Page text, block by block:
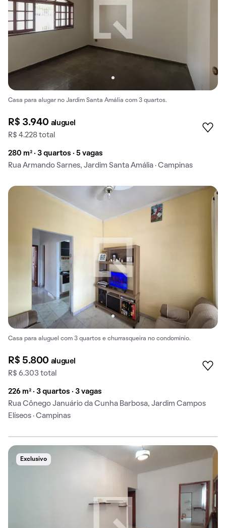
Casa para alugar no Jardim Santa Amália com 3 quartos.
R$ 3.940 aluguel
R$ 4.228 total
280 m² · 3 quartos · 5 vagas
Rua Armando Sarnes, Jardim Santa Amália · Campinas
Casa para aluguel com 3 quartos e churrasqueira no condomínio.
R$ 5.800 aluguel
R$ 6.303 total
226 m² · 3 quartos · 3 vagas
Rua Cônego Januário da Cunha Barbosa, Jardim Campos
Elíseos · Campinas
Exclusivo